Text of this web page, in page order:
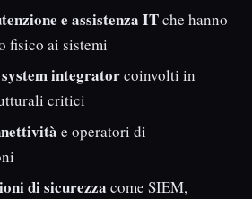
e assistenza ITche hanno
fisico ai sistemi
integratorcoinvolti in
critici
e operatori di
di sicurezza come SIEM,